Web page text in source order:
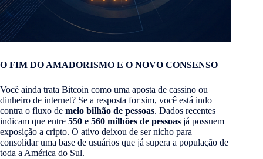
O FIM DO AMADORISMO E O NOVO CONSENSO
Você ainda trata Bitcoin como uma aposta de cassino ou
dinheiro de internet? Se a resposta for sim, você está indo
contra o fluxo de meio bilhão de pessoas. Dados recentes
indicam que entre 550 e 560 milhões de pessoas já possuem
exposição a cripto. O ativo deixou de ser nicho para
consolidar uma base de usuários que já supera a população de
toda a América do Sul.